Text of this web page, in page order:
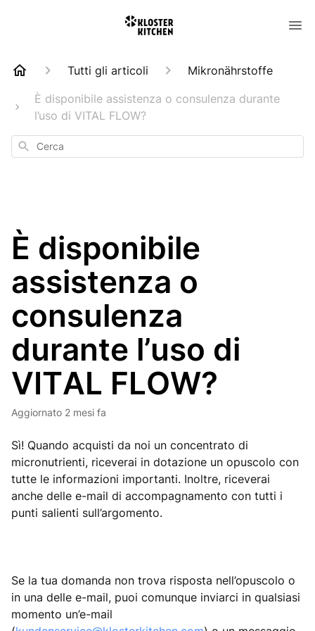
Tutti gli articoli
Mikronährstoffe
È disponibile assistenza o consulenza durante
l’uso di VITAL FLOW?
Cerca
È disponibile
assistenza o
consulenza
durante l’uso di
VITAL FLOW?
Aggiornato 2 mesi fa
Sì! Quando acquisti da noi un concentrato di
micronutrienti, riceverai in dotazione un opuscolo con
tutte le informazioni importanti. Inoltre, riceverai
anche delle e-mail di accompagnamento con tutti i
punti salienti sull’argomento.
Se la tua domanda non trova risposta nell’opuscolo o
in una delle e-mail, puoi comunque inviarci in qualsiasi
momento un’e-mail